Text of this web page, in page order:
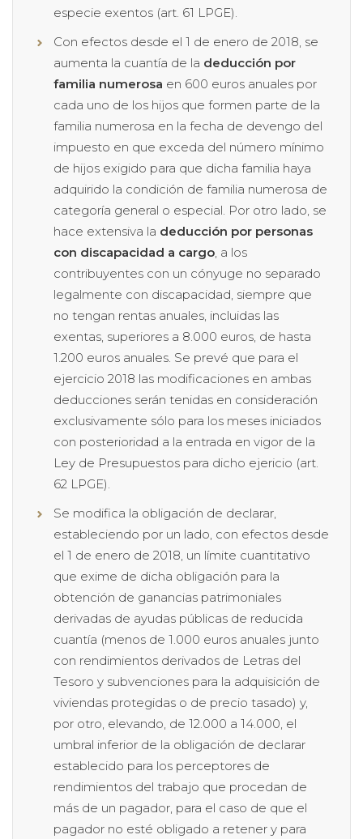
especie exentos (art. 61 LPGE).
Con efectos desde el 1 de enero de 2018, se
aumenta la cuantía de la deducción por
familia numerosa en 600 euros anuales por
cada uno de los hijos que formen parte de la
familia numerosa en la fecha de devengo del
impuesto en que exceda del número mínimo
de hijos exigido para que dicha familia haya
adquirido la condición de familia numerosa de
categoría general o especial. Por otro lado, se
hace extensiva la deducción por personas
con discapacidad a cargo, a los
contribuyentes con un cónyuge no separado
legalmente con discapacidad, siempre que
no tengan rentas anuales, incluidas las
exentas, superiores a 8.000 euros, de hasta
1.200 euros anuales. Se prevé que para el
ejercicio 2018 las modificaciones en ambas
deducciones serán tenidas en consideración
exclusivamente sólo para los meses iniciados
con posterioridad a la entrada en vigor de la
Ley de Presupuestos para dicho ejericio (art.
62 LPGE).
Se modifica la obligación de declarar,
estableciendo por un lado, con efectos desde
el 1 de enero de 2018, un límite cuantitativo
que exime de dicha obligación para la
obtención de ganancias patrimoniales
derivadas de ayudas públicas de reducida
cuantía (menos de 1.000 euros anuales junto
con rendimientos derivados de Letras del
Tesoro y subvenciones para la adquisición de
viviendas protegidas o de precio tasado) y,
por otro, elevando, de 12.000 a 14.000, el
umbral inferior de la obligación de declarar
establecido para los perceptores de
rendimientos del trabajo que procedan de
más de un pagador, para el caso de que el
pagador no esté obligado a retener y para